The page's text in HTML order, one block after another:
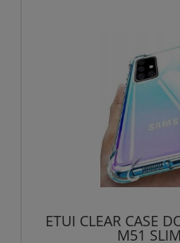
ETUI CLEAR CASE
M51